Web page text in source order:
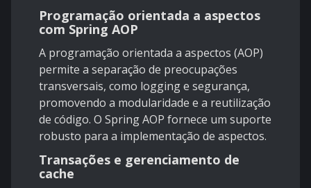
Programação orientada a aspectos
com Spring AOP
A programação orientada a aspectos (AOP)
permite a separação de preocupações
transversais, como logging e segurança,
promovendo a modularidade e a reutilização
de código. O Spring AOP fornece um suporte
robusto para a implementação de aspectos.
Transações e gerenciamento de
cache